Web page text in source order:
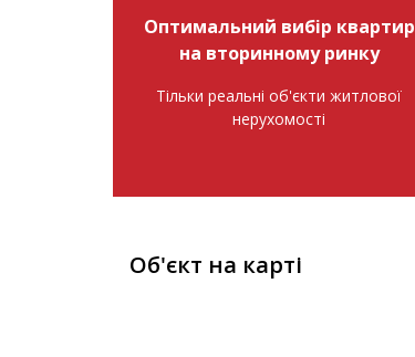
Оптимальний вибір квартир
на вторинному ринку
Тільки реальні об'єкти житлової
нерухомості
Об'єкт на карті